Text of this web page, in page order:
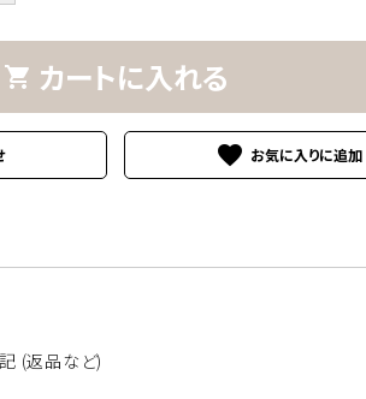
その他の素材
shopping_cart カートに入れる
favorite
(返品など)